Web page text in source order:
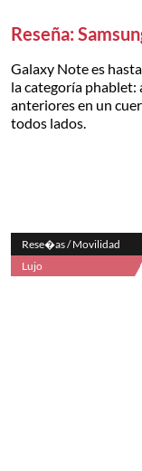
Reseña:
Galaxy Note es
la categoría phablet:
anteriores en un
todos lados.
Rese�as / Movilidad
Lujo